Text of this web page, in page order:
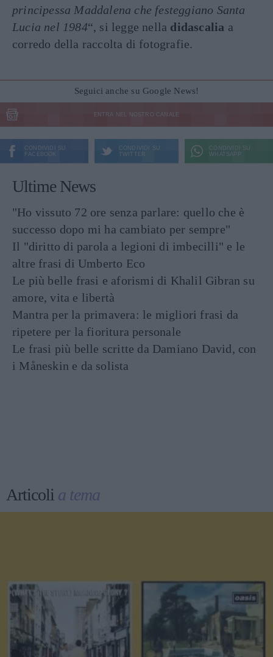
principessa Maddalena che festeggiano Santa
Lucia nel 1984“, si legge nella didascalia a
corredo della raccolta di fotografie.
Seguici anche su Google News!
ENTRA NEL NOSTRO CANALE
CONDIVIDI SU
FACEBOOK
CONDIVIDI SU
TWITTER
CONDIVIDI SU
WHATSAPP
Ultime News
"Ho vissuto 72 ore senza parlare: quello che è
successo dopo mi ha cambiato per sempre"
Il "diritto di parola a legioni di imbecilli" e le
altre frasi di Umberto Eco
Le più belle frasi e aforismi di Khalil Gibran su
amore, vita e libertà
Mantra per la primavera: le migliori frasi da
ripetere per la fioritura personale
Le frasi più belle scritte da Damiano David, con
i Måneskin e da solista
Articoli a tema